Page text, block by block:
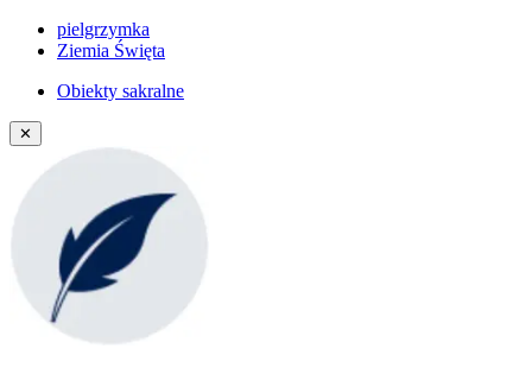
pielgrzymka
Ziemia Święta
Obiekty sakralne
✕